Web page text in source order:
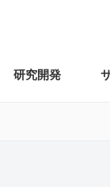
研究開発